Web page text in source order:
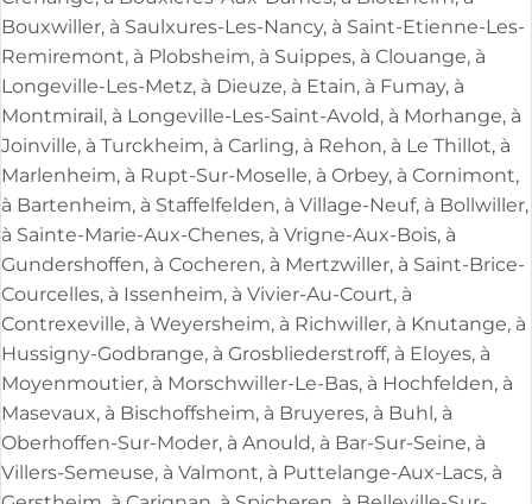
Bouxwiller, à Saulxures-Les-Nancy, à Saint-Etienne-Les-
Remiremont, à Plobsheim, à Suippes, à Clouange, à
Longeville-Les-Metz, à Dieuze, à Etain, à Fumay, à
Montmirail, à Longeville-Les-Saint-Avold, à Morhange, à
Joinville, à Turckheim, à Carling, à Rehon, à Le Thillot, à
Marlenheim, à Rupt-Sur-Moselle, à Orbey, à Cornimont,
à Bartenheim, à Staffelfelden, à Village-Neuf, à Bollwiller,
à Sainte-Marie-Aux-Chenes, à Vrigne-Aux-Bois, à
Gundershoffen, à Cocheren, à Mertzwiller, à Saint-Brice-
Courcelles, à Issenheim, à Vivier-Au-Court, à
Contrexeville, à Weyersheim, à Richwiller, à Knutange, à
Hussigny-Godbrange, à Grosbliederstroff, à Eloyes, à
Moyenmoutier, à Morschwiller-Le-Bas, à Hochfelden, à
Masevaux, à Bischoffsheim, à Bruyeres, à Buhl, à
Oberhoffen-Sur-Moder, à Anould, à Bar-Sur-Seine, à
Villers-Semeuse, à Valmont, à Puttelange-Aux-Lacs, à